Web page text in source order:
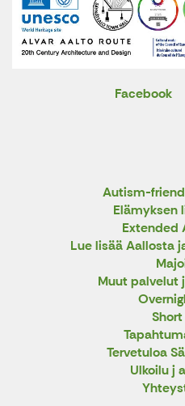
Facebook
Autism-
Elämyksen
Extended
Lue lisää Aallosta
Muut palvelut
Tervetuloa
Ulkoilu j